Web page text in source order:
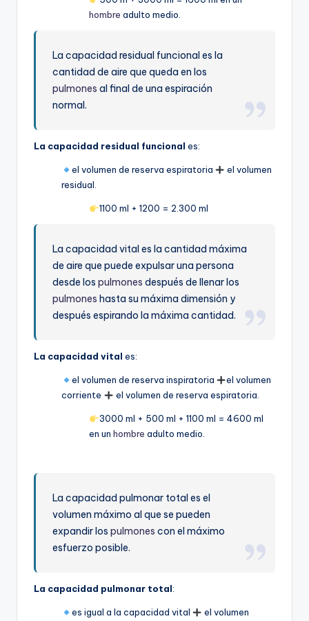
hombre adulto medio.
La capacidad residual funcional es la
cantidad de aire que queda en los
pulmones al final de una espiración
normal.
La capacidad residual funcional es:
el volumen de reserva espiratoria
el volumen
residual.
1100 ml + 1200 = 2.300 ml
La capacidad vital es la cantidad máxima
de aire que puede expulsar una persona
desde lospulmones después de llenar los
pulmones hasta su máxima dimensión y
después espirando la máxima cantidad.
La capacidad vital es:
el volumen de reserva inspiratoria
el volumen
corriente
el volumen de reserva espiratoria.
3000 ml + 500 ml + 1100 ml = 4600 ml
en un hombre adulto medio.
La capacidad pulmonar total es el
volumen máximo al que se pueden
expandir lospulmones con el máximo
esfuerzo posible.
La capacidad pulmonar total:
es igual a la capacidad vital
el volumen